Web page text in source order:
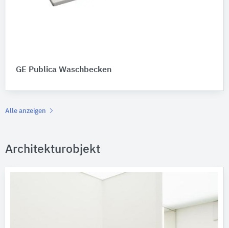
GE Publica Waschbecken
Alle anzeigen
Architekturobjekt